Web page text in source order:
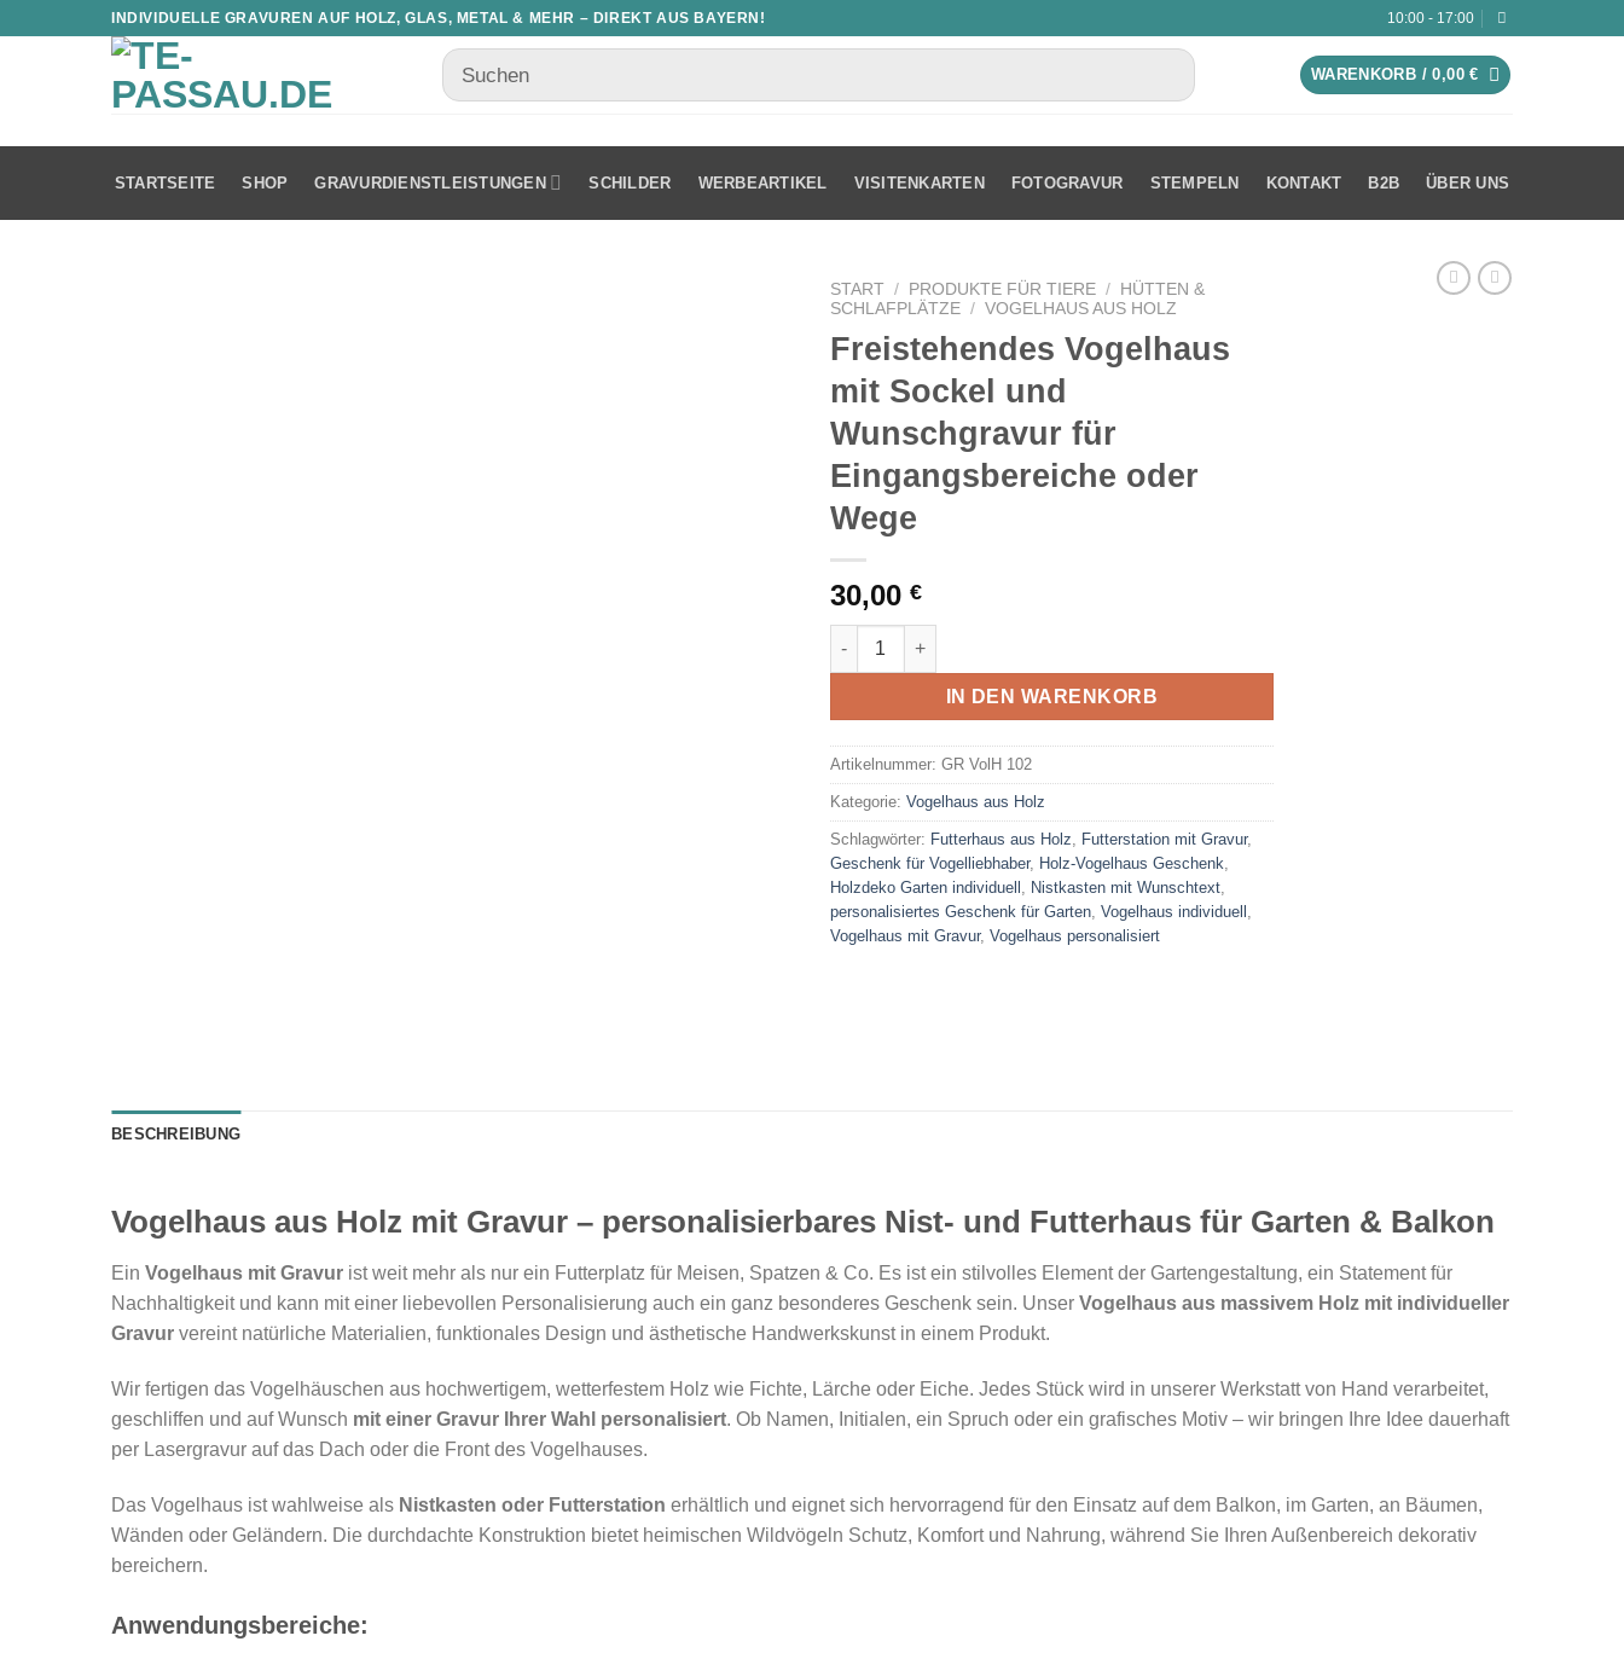
INDIVIDUELLE GRAVUREN AUF HOLZ, GLAS, METAL & MEHR – DIREKT AUS BAYERN! 10:00 - 17:00
WARENKORB /0,00€
STARTSEITE SHOP GRAVURDIENSTLEISTUNGEN SCHILDER WERBEARTIKEL VISITENKARTEN FOTOGRAVUR STEMPELN KONTAKT B2B ÜBER UNS
START / PRODUKTE FÜR TIERE /
HÜTTEN &
SCHLAFPLÄTZE / VOGELHAUS AUS HOLZ
Freistehendes Vogelhaus
mit Sockel und
Wunschgravur für
Eingangsbereiche oder
Wege
30,00 €
Freistehendes Vogelhaus mit Sockel und Wunschgravur für Eingangsbereiche oder Wege
IN DEN WARENKORB
Artikelnummer: GR VolH 102
Kategorie: Vogelhaus aus Holz
Schlagwörter: Futterhaus aus Holz Futterstation mit Gravur,
Geschenk für Vogelliebhaber, Holz-Vogelhaus Geschenk
Holzdeko Garten individuell
Nistkasten mit Wunschtext
personalisiertes Geschenk für Garten Vogelhaus individuell
Vogelhaus mit Gravur, Vogelhaus personalisiert
BESCHREIBUNG
Vogelhaus aus Holz mit Gravur – personalisierbares Nist- und Futterhaus für Garten & Balkon
Ein Vogelhaus mit Gravur ist weit mehr als nur ein Futterplatz für Meisen, Spatzen & Co. Es ist ein stilvolles Element der Gartengestaltung, ein Statement für
Nachhaltigkeit und kann mit einer liebevollen Personalisierung auch ein ganz besonderes Geschenk sein. Unser Vogelhaus aus massivem Holz mit individueller
Gravur vereint natürliche Materialien, funktionales Design und ästhetische Handwerkskunst in einem Produkt.
Wir fertigen das Vogelhäuschen aus hochwertigem, wetterfestem Holz wie Fichte, Lärche oder Eiche. Jedes Stück wird in unserer Werkstatt von Hand verarbeitet,
geschliffen und auf Wunsch mit einer Gravur Ihrer Wahl personalisiert. Ob Namen, Initialen, ein Spruch oder ein grafisches Motiv – wir bringen Ihre Idee dauerhaft
per Lasergravur auf das Dach oder die Front des Vogelhauses.
Das Vogelhaus ist wahlweise als Nistkasten oder Futterstation erhältlich und eignet sich hervorragend für den Einsatz auf dem Balkon, im Garten, an Bäumen,
Wänden oder Geländern. Die durchdachte Konstruktion bietet heimischen Wildvögeln Schutz, Komfort und Nahrung, während Sie Ihren Außenbereich dekorativ
bereichern.
Anwendungsbereiche: